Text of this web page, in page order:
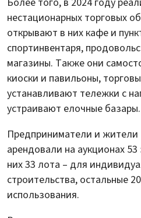
нестационарных торговых
открывают в них кафе и
спортинвентаря,
магазины. Также они
киоски и павильоны,
устанавливают тележки с
устраивают елочные базары.
Предприниматели и
арендовали на аукционах
них 33 лота – для
строительства, остальные
использования.